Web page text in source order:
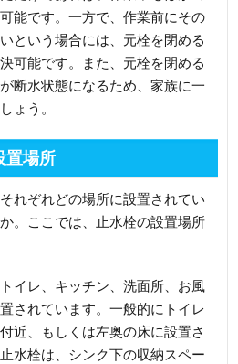
能です。一方で、作業前にその
という場合には、元栓を閉める
可能です。また、元栓を閉める
断水状態になるため、家族に一
ょう。
置場所
れぞれどの場所に設置されてい
。ここでは、止水栓の設置場所
イレ、キッチン、洗面所、お風
されています。一般的にトイレ
近、もしくは左奥の床に設置さ
水栓は、シンク下の収納スペー